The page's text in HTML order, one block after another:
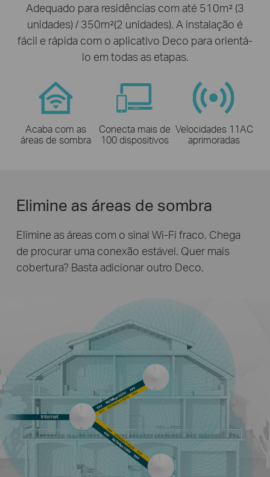
Adequado para residências com até 510m² (3
unidades) / 350m²(2 unidades). A instalação é
fácil e rápida com o aplicativo Deco para orientá-
lo em todas as etapas.
Acaba com as
áreas de sombra
Conecta mais de
100 dispositivos
Velocidades 11AC
aprimoradas
Elimine as áreas de sombra
Elimine as áreas com o sinal Wi-Fi fraco. Chega
de procurar uma conexão estável. Quer mais
cobertura? Basta adicionar outro Deco.